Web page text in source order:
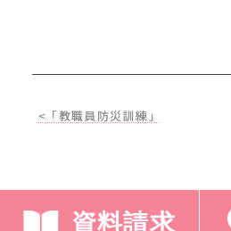
資料請求
< 「教職員防災訓練」